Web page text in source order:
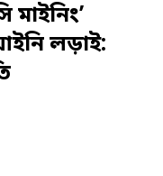
মাইনিং’
লড়াই: